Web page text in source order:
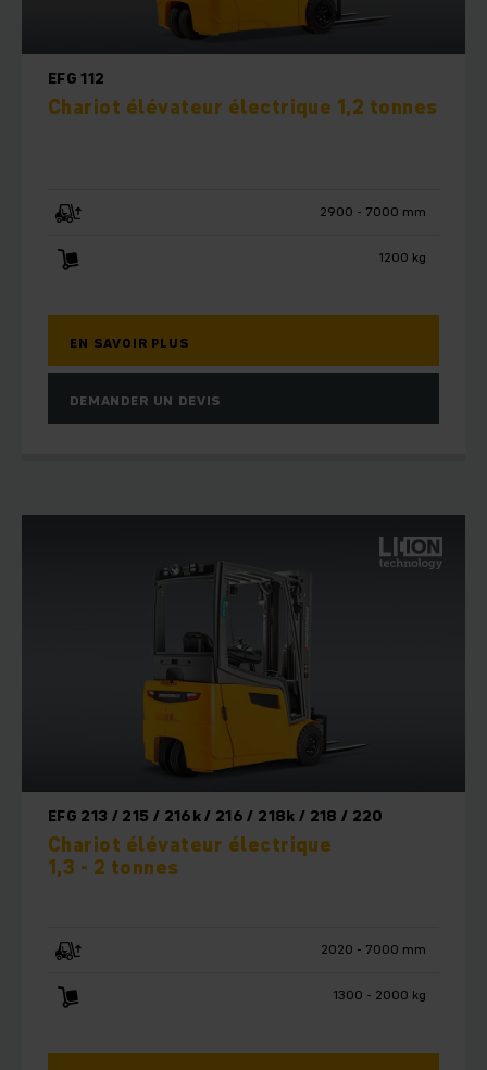
EFG 112
Chariot élévateur électrique 1,2 tonnes
2900 - 7000 mm
1200 kg
EN SAVOIR PLUS
DEMANDER UN DEVIS
EFG 213 / 215 / 216k / 216 / 218k / 218 / 220
Chariot élévateur électrique
1,3 - 2 tonnes
2020 - 7000 mm
1300 - 2000 kg